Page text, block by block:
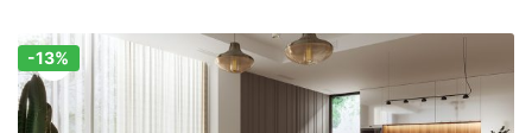
Zľava!
-13%